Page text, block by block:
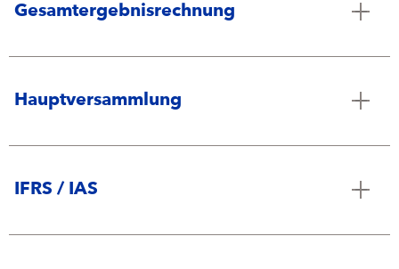
Gesamtergebnisrechnung
Hauptversammlung
IFRS / IAS